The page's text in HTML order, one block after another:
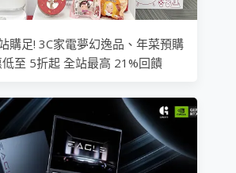
購足! 3C家電夢幻逸品、年菜預購
至 5折起 全站最高 21%回饋